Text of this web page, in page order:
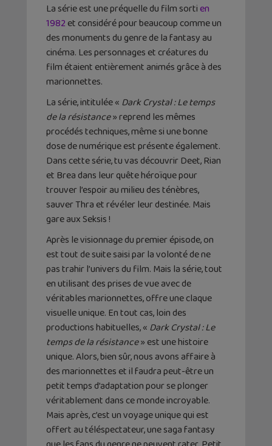
La série est une préquelle du film sortien
1982 et considéré pour beaucoup comme un
des monuments du genre de la fantasy au
cinéma. Les personnages et créatures du
film étaient entièrement animés grâce à des
marionnettes.
La série, intitulée « Dark Crystal : Le temps
de la résistance» reprend les mêmes
procédés techniques, même si une bonne
dose de numérique est présente également.
Dans cette série, tu vas découvrir Deet, Rian
et Brea dans leur quête héroïque pour
trouver l’espoir au milieu des ténèbres,
sauver Thra et révéler leur destinée. Mais
gare aux Seksis !
Après le visionnage du premier épisode, on
est tout de suite saisi par la volonté de ne
pas trahir l’univers du film. Mais la série, tout
en utilisant des prises de vue avec de
véritables marionnettes, offre une claque
visuelle unique. En tout cas, loin des
productions habituelles, « Dark Crystal : Le
temps de la résistance» est une histoire
unique. Alors, bien sûr, nous avons affaire à
des marionnettes et il faudra peut-être un
petit temps d’adaptation pour se plonger
véritablement dans ce monde incroyable.
Mais après, c’est un voyage unique qui est
offert au téléspectateur, une saga fantasy